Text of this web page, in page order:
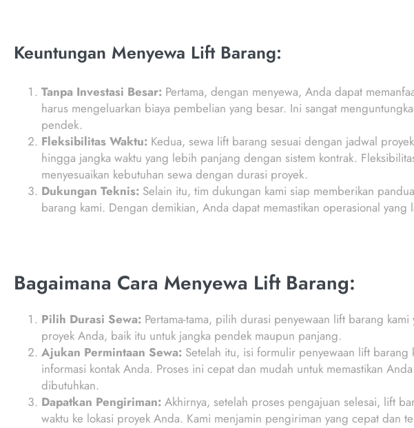
Keuntungan Menyewa Lift Barang:
Tanpa Investasi Besar: Pertama, dengan menyewa, Anda dapat
harus mengeluarkan biaya pembelian yang besar. Ini sangat
pendek.
Fleksibilitas Waktu: Kedua, sewa lift barang sesuai dengan jadwal
hingga jangka waktu yang lebih panjang dengan sistem kontrak.
menyesuaikan kebutuhan sewa dengan durasi proyek.
Dukungan Teknis: Selain itu, tim dukungan kami siap memberikan
barang kami. Dengan demikian, Anda dapat memastikan operasional yang
Bagaimana Cara Menyewa Lift Barang:
Pilih Durasi Sewa: Pertama-tama, pilih durasi penyewaan lift barang
proyek Anda, baik itu untuk jangka pendek maupun panjang.
Ajukan Permintaan Sewa: Setelah itu, isi formulir penyewaan lift
informasi kontak Anda. Proses ini cepat dan mudah untuk memastikan
dibutuhkan.
Dapatkan Pengiriman: Akhirnya, setelah proses pengajuan selesai, lift
waktu ke lokasi proyek Anda. Kami menjamin pengiriman yang cepat dan